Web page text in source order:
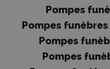
Pompes
Pompes
Pompes
Pompes